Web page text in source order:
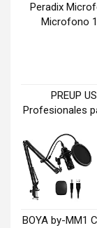
Peradix
Microfono
PREUP
Profesionales
BOYA by-MM1